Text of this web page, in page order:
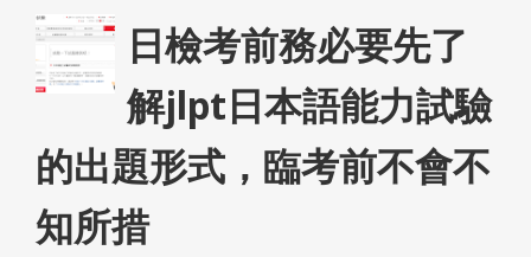
日檢考前務必要先了
解jlpt日本語能力試驗
的出題形式，臨考前不會不
知所措